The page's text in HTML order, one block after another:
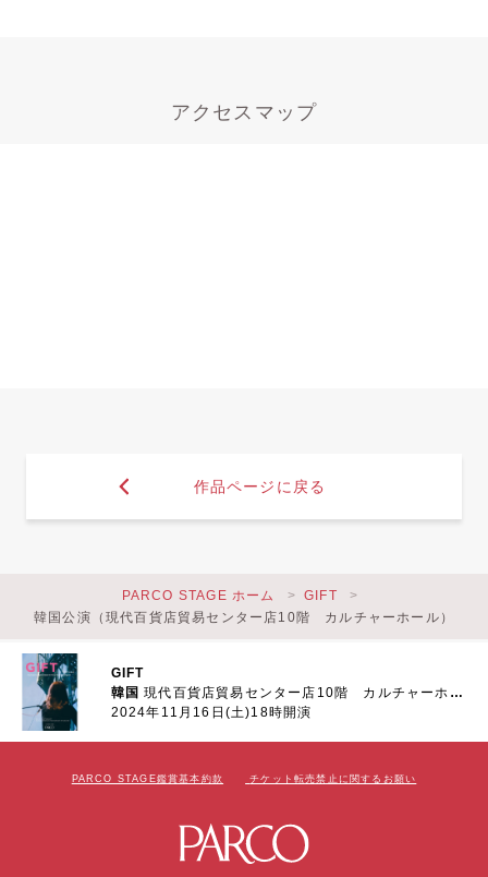
アクセスマップ
作品ページに戻る
GIFT
韓国現代百貨店貿易センター店10階 カルチャーホール
2024年11月16日(土)18時開演
PARCO STAGE ホーム
GIFT
韓国公演（現代百貨店貿易センター店10階 カルチャーホール）
PARCO STAGE鑑賞基本約款 チケット転売禁止に関するお願い